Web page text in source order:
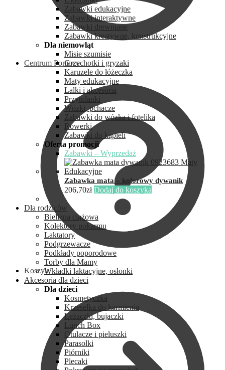
Centrum Pomocy
Koszyk
Zabawki edukacyjne
Zabawki interaktywne
Zabawki drewniane
Zabawki kreatywne, konstrukcyjne
Dla niemowląt
Misie szumisie
Grzechotki i gryzaki
Karuzele do łóżeczka
Maty edukacyjne
Lalki i akcesoria
Przytulanki
Wózki, pchacze
Zabawki do wózka i fotelika
Rowerki
Zabawki do kąpieli
Oferta promocji
Zabawki – Wyprzedaż
Zabawka mata – kolorowy dywanik
206,70zł Dodaj do koszyka
Dla rodziców
Bielizna ciążowa
Kolektory pokarmu
Laktatory
Podgrzewacze
Podkłady poporodowe
Torby dla Mamy
Wkładki laktacyjne, osłonki
Akcesoria dla dzieci
Dla dzieci
Kosmetyczka
Krzesełka do karmienia
Leżaczki, bujaczki
Lunch Box
Otulacze i pieluszki
Parasolki
Piórniki
Plecaki